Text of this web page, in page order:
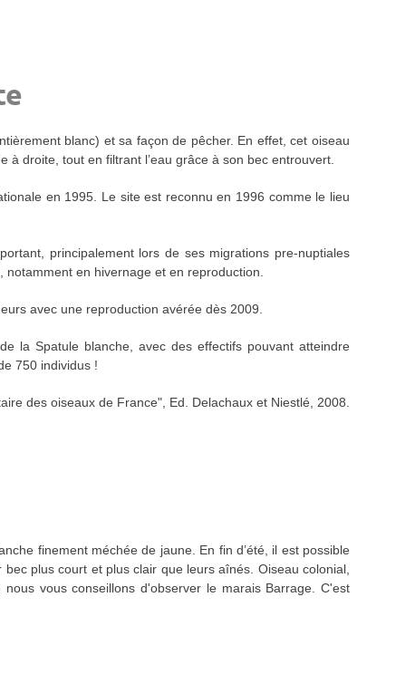
blanc) et sa façon de pêcher. En effet, cet oiseau
droite, tout en filtrant l’eau grâce à son bec entrouvert.
en 1995. Le site est reconnu en 1996 comme le lieu
principalement lors de ses migrations pre-nuptiales
en hivernage et en reproduction.
avec une reproduction avérée dès 2009.
la Spatule blanche, avec des effectifs pouvant atteindre
750 individus !
des oiseaux de France", Ed. Delachaux et Niestlé, 2008.
finement méchée de jaune. En fin d’été, il est possible
plus court et plus clair que leurs aînés. Oiseau colonial,
vous conseillons d'observer le marais Barrage. C'est